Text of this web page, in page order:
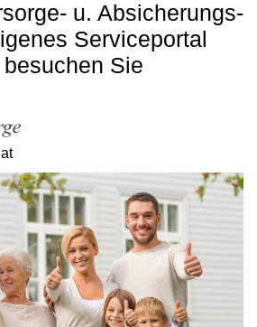
u. Absicherungs-
Serviceportal
Sie